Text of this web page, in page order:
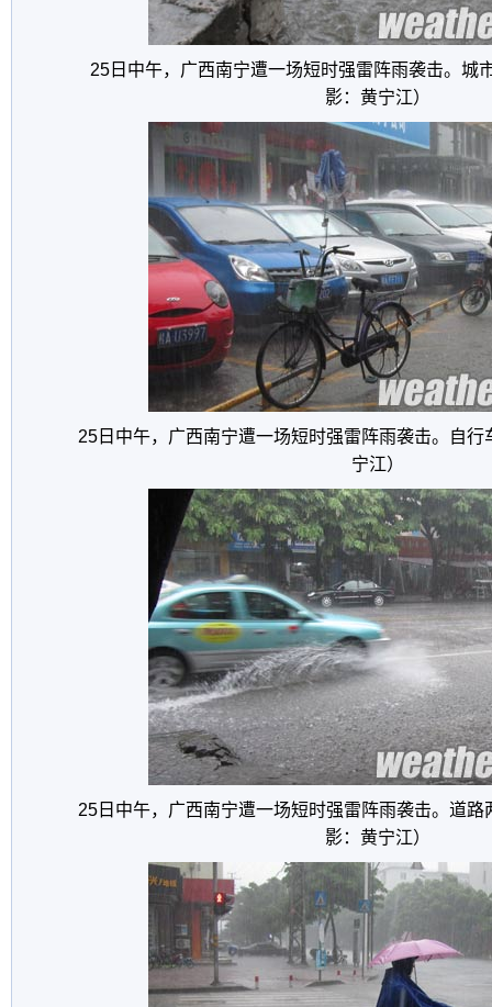
25日中午，广西南宁遭一场短时强雷阵雨袭击。城
影：黄宁江）
25日中午，广西南宁遭一场短时强雷阵雨袭击。自
宁江）
25日中午，广西南宁遭一场短时强雷阵雨袭击。道
影：黄宁江）